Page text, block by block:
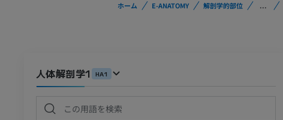
ホーム E-ANATOMY 解剖学的部位 ...
人体解剖学1 HA1